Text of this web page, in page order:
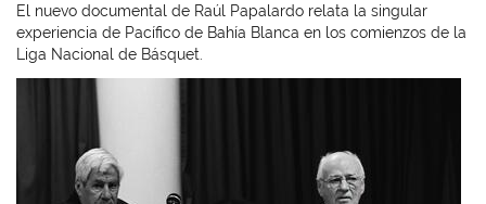
El nuevo documental de Raúl Papalardo relata la singular
experiencia de Pacífico de Bahía Blanca en los comienzos de la
Liga Nacional de Básquet.